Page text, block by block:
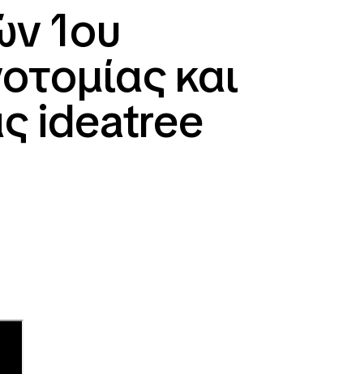
1ου
και
ideatree